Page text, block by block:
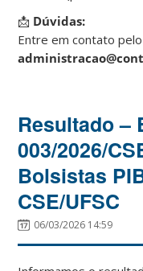
📩 Dúvidas:
Entre em contato
Resultado –
003/2026/
Bolsistas
CSE/UFSC
06/03/2026 14:59